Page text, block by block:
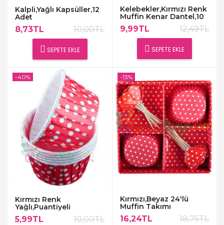
Kalpli,Yağlı Kapsüller,12
Adet
8,73TL 10,00TL
SEPETE EKLE
Kelebekler,Kırmızı Renk
Muffin Kenar Dantel,10
Adet
9,99TL 12,49TL
SEPETE EKLE
Kırmızı Renk
Yağlı,Puantiyeli
Kapsüller,25 Adet
5,99TL 10,00TL
-40%
Kırmızı,Beyaz 24'lü
Muffin Takımı
16,24TL 18,75TL
-13%